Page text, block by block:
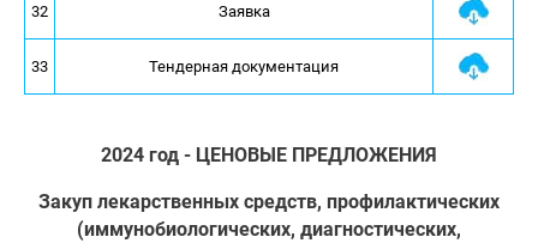
32 Заявка
33 Тендерная документация
2024 год - ЦЕНОВЫЕ ПРЕДЛОЖЕНИЯ
Закуп лекарственных средств, профилактических
(иммунобиологических, диагностических,